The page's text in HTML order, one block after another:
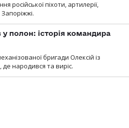
російської піхоти, артилерії,
полон: історія командира
бригади Олексій із
народився та виріс.